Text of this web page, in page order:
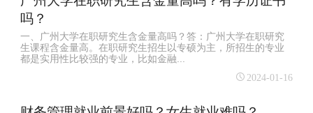
吗？
一、广州大学在职研究生含金量高吗？答：广州大学在职研究
生课程含金量高。在职研究生招生以专硕为主，所招生的专业
都是实用性比较强的专业，比如金融...
2024-01-16